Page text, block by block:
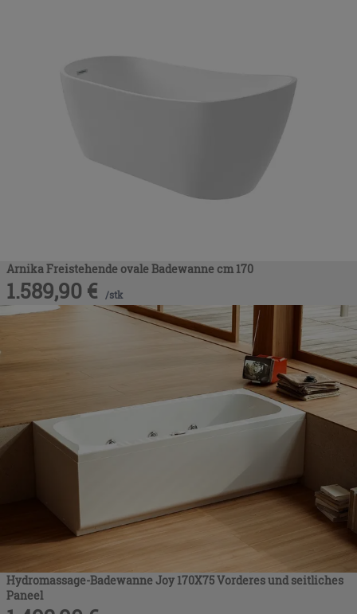
Arnika Freistehende ovale Badewanne cm 170
1.589,90 € /stk
Hydromassage-Badewanne Joy 170X75 Vorderes und seitliches
Paneel